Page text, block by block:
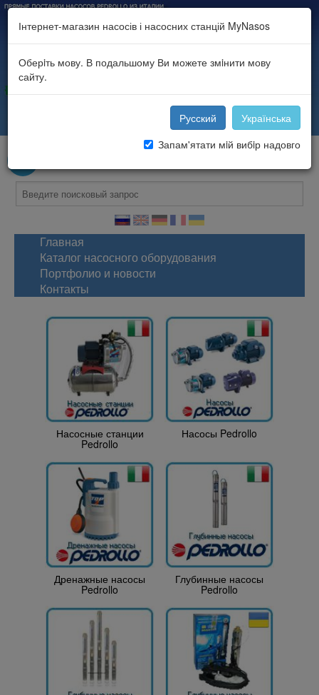
войтиилизарегистрироваться
Главная
Каталог насосного оборудования
Портфолио и новости
Контакты
Насосные станции
Pedrollo
Насосы Pedrollo
Дренажные насосы
Pedrollo
Глубинные насосы
Pedrollo
Інтернет-магазин насосів і насосних станцій MyNasos
Оберiть мову. В подальшому Ви можете змiнити мову
сайту.
Русский
Українська
Запам'ятати мiй вибiр надовго